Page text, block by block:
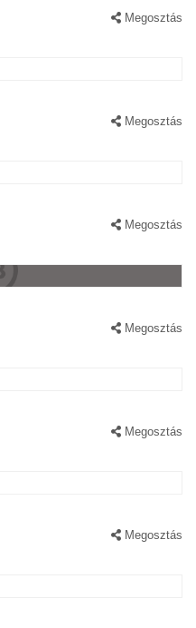
Megosztás
Megosztás
Megosztás
Megosztás
Megosztás
Megosztás